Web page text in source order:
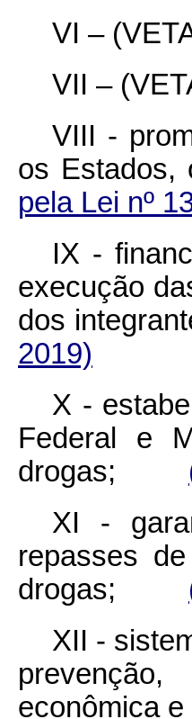
VI –
VII –
VIII -
os
pela Lei nº
IX -
execução
dos
2019)
X -
Federal e
drogas;
XI -
repasses
drogas;
XII -
econômica